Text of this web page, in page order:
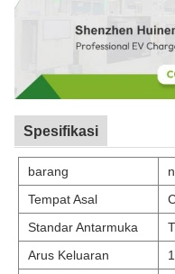
Spesifikasi
barang
Tempat Asal
Standar Antarmuka
Arus Keluaran